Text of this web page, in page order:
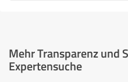
Mehr Transparenz und
Expertensuche